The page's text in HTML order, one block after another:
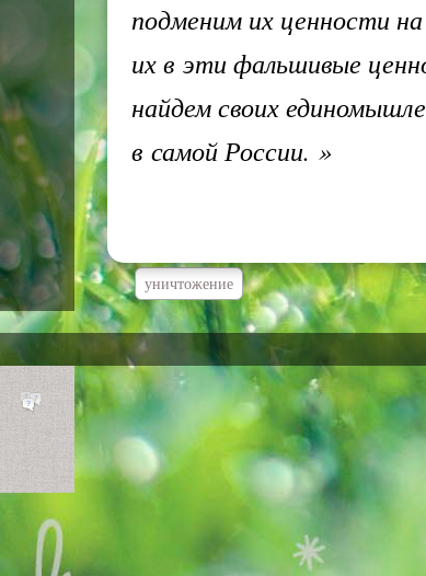
подменим их ценности
их в эти фальшивые
найдем своих
в самой России. »
уничтожение